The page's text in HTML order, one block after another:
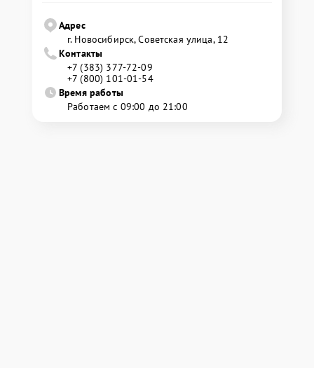
Адрес
г. Новосибирск, Советская улица, 12
Контакты
+7 (383) 377-72-09
+7 (800) 101-01-54
Время работы
Работаем с 09:00 до 21:00